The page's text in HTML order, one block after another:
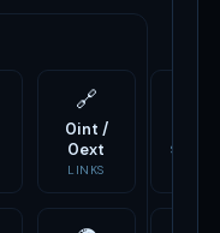
🔗
0int /
0ext
LINKS
SCRIPTS